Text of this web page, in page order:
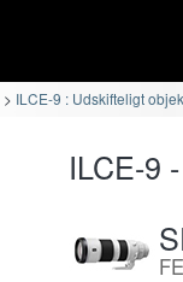
ILCE-9 : Udskifteligt
ILCE-9